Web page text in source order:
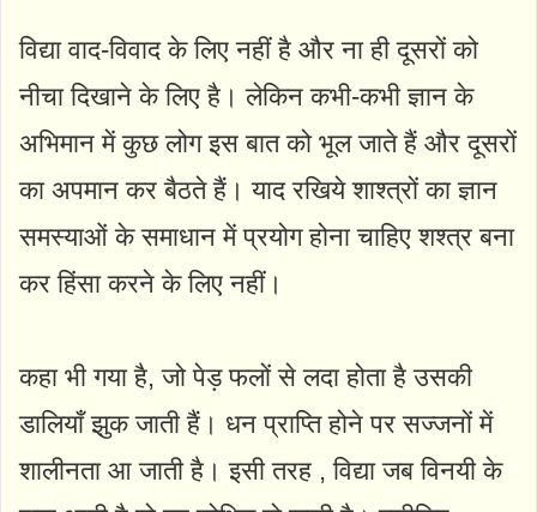
विद्या वाद-विवाद के लिए नहीं है और ना ही दूसरों को
नीचा दिखाने के लिए है। लेकिन कभी-कभी ज्ञान के
अभिमान में कुछ लोग इस बात को भूल जाते हैं और दूसरों
का अपमान कर बैठते हैं। याद रखिये शाश्त्रों का ज्ञान
समस्याओं के समाधान में प्रयोग होना चाहिए शश्त्र बना
कर हिंसा करने के लिए नहीं।
कहा भी गया है, जो पेड़ फलों से लदा होता है उसकी
डालियाँ झुक जाती हैं। धन प्राप्ति होने पर सज्जनों में
शालीनता आ जाती है। इसी तरह , विद्या जब विनयी के